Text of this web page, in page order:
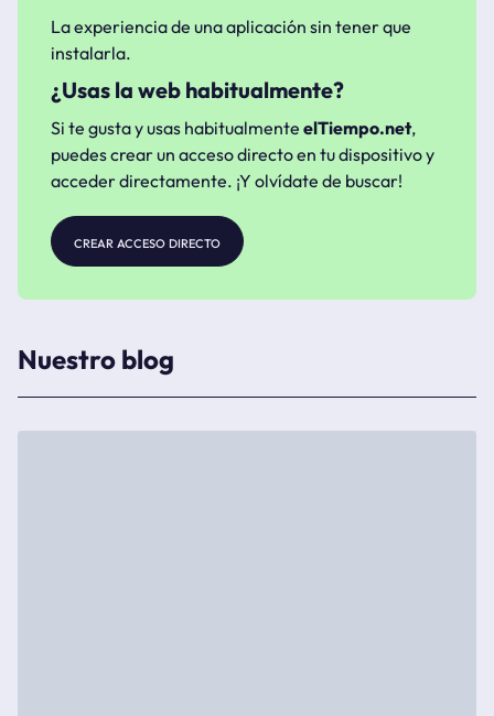
La experiencia de una aplicación sin tener que
instalarla.
¿Usas la web habitualmente?
Si te gusta y usas habitualmente elTiempo.net,
puedes crear un acceso directo en tu dispositivo y
acceder directamente. ¡Y olvídate de buscar!
crear acceso directo
Nuestro blog